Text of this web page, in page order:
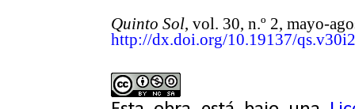
Quinto Sol, vol. 30, n.º 2, mayo-
http://dx.doi.org/10.19137/